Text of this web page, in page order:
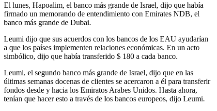
El lunes, Hapoalim, el banco más grande de Israel, dijo que había
firmado un memorando de entendimiento con Emirates NDB, el
banco más grande de Dubai.
Leumi dijo que sus acuerdos con los bancos de los EAU ayudarían
a que los países implementen relaciones económicas. En un acto
simbólico, dijo que había transferido $ 180 a cada banco.
Leumi, el segundo banco más grande de Israel, dijo que en las
últimas semanas docenas de clientes se acercaron a él para transferir
fondos desde y hacia los Emiratos Arabes Unidos. Hasta ahora,
tenían que hacer esto a través de los bancos europeos, dijo Leumi.